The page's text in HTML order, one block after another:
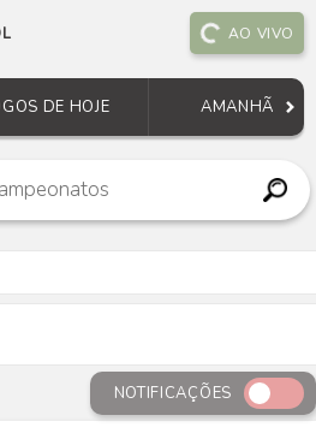
AO VIVO
DE HOJE AMANHÃ
NOTIFICAÇÕES